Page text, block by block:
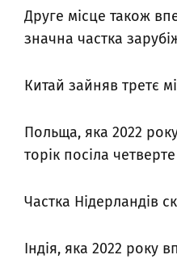
Друге місце також
значна частка
Китай зайняв третє
Польща, яка 2022
торік посіла
Частка Нідерландів
Індія, яка 2022 року